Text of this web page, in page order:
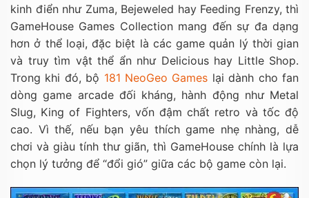
kinh điển như Zuma, Bejeweled hay Feeding Frenzy, thì
GameHouse Games Collection mang đến sự đa dạng
hơn ở thể loại, đặc biệt là các game quản lý thời gian
và truy tìm vật thể ẩn như Delicious hay Little Shop.
Trong khi đó, bộ 181 NeoGeo Games lại dành cho fan
dòng game arcade đối kháng, hành động như Metal
Slug, King of Fighters, vốn đậm chất retro và tốc độ
cao. Vì thế, nếu bạn yêu thích game nhẹ nhàng, dễ
chơi và giàu tính thư giãn, thì GameHouse chính là lựa
chọn lý tưởng để “đổi gió” giữa các bộ game còn lại.